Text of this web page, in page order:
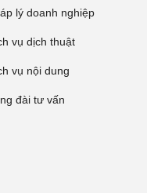
lý doanh nghiệp
vụ dịch thuật
vụ nội dung
đài tư vấn